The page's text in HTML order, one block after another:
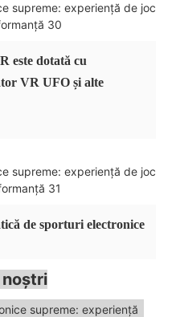
este dotată cu
VR UFO și alte
de sporturi electronice